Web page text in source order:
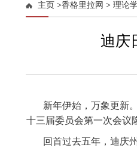
法治宣传一日一说法
学习贯
欢聚吧第一百个春天 网
全民国家安全教育日 迪
主页 >香格里拉网 > 理论
迪庆
新年伊始，万象更新
十三届委员会第一次会议
回首过去五年，迪庆